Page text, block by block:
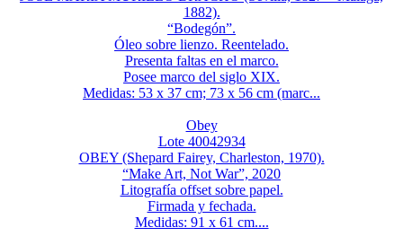
1882).
“Bodegón”.
Óleo sobre lienzo. Reentelado.
Presenta faltas en el marco.
Posee marco del siglo XIX.
Medidas: 53 x 37 cm; 73 x 56 cm (marc...
Obey
Lote 40042934
OBEY (Shepard Fairey, Charleston, 1970).
“Make Art, Not War”, 2020
Litografía offset sobre papel.
Firmada y fechada.
Medidas: 91 x 61 cm....